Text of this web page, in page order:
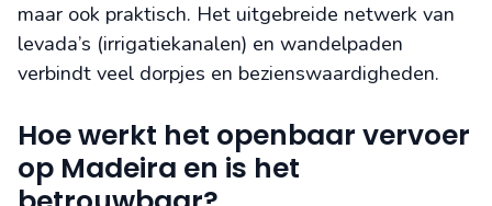
maar ook praktisch. Het uitgebreide netwerk van
levada’s (irrigatiekanalen) en wandelpaden
verbindt veel dorpjes en bezienswaardigheden.
Hoe werkt het openbaar vervoer
op Madeira en is het